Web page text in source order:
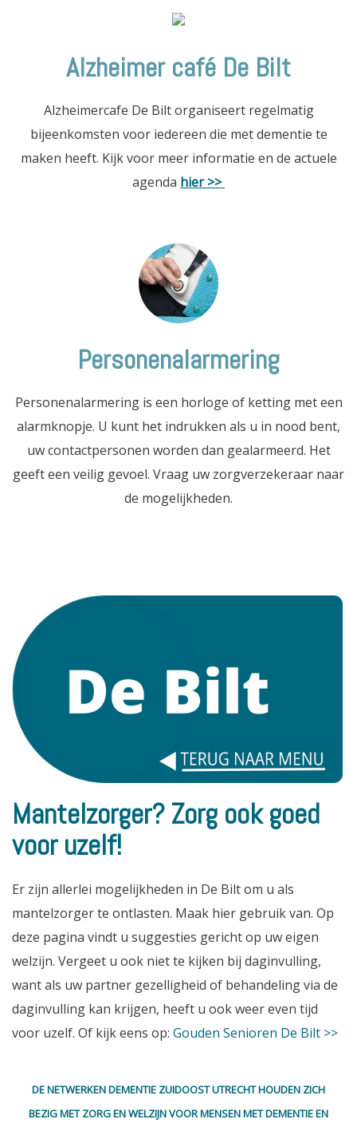
Alzheimer café De Bilt
Alzheimercafe De Bilt organiseert regelmatig
bijeenkomsten voor iedereen die met dementie te
maken heeft. Kijk voor meer informatie en de actuele
agenda hier >>
Personenalarmering
Personenalarmering is een horloge of ketting met een
alarmknopje. U kunt het indrukken als u in nood bent,
uw contactpersonen worden dan gealarmeerd. Het
geeft een veilig gevoel. Vraag uw zorgverzekeraar naar
de mogelijkheden.
Mantelzorger? Zorg ook goed
voor uzelf!
Er zijn allerlei mogelijkheden in De Bilt om u als
mantelzorger te ontlasten. Maak hier gebruik van. Op
deze pagina vindt u suggesties gericht op uw eigen
welzijn. Vergeet u ook niet te kijken bij daginvulling,
want als uw partner gezelligheid of behandeling via de
daginvulling kan krijgen, heeft u ook weer even tijd
voor uzelf. Of kijk eens op: Gouden Senioren De Bilt >>
DE NETWERKEN DEMENTIE ZUIDOOST UTRECHT HOUDEN ZICH
BEZIG MET ZORG EN WELZIJN VOOR MENSEN MET DEMENTIE EN